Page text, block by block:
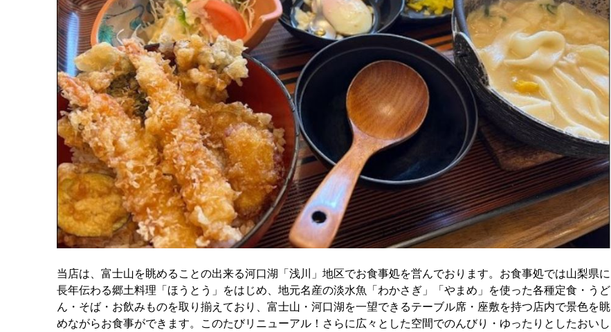
当店は、富士山を眺めることの出来る河口湖「浅川」地区でお食事処を営んでおります。お食事処では山梨県に
長年伝わる郷土料理「ほうとう」をはじめ、地元名産の淡水魚「わかさぎ」「やまめ」を使った各種定食・うど
ん・そば・お飲みものを取り揃えており、富士山・河口湖を一望できるテーブル席・座敷を持つ店内で景色を眺
めながらお食事ができます。このたびリニューアル！さらに広々とした空間でのんびり・ゆったりとしたおいし